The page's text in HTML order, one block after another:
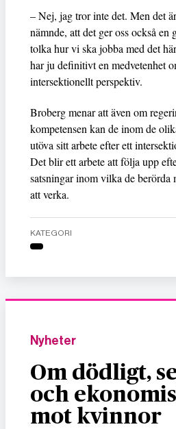
– Nej, jag tror inte det. Men det
nämnde, att det ger oss också en
tolka hur vi ska jobba med det
har ju definitivt en medvetenhet
intersektionellt perspektiv.
Broberg menar att även om
kompetensen kan de inom de
utöva sitt arbete efter ett
Det blir ett arbete att följa upp
satsningar inom vilka de berörda
att verka.
KATEGORI
Nyheter
Om dödligt,
och
mot kvinnor